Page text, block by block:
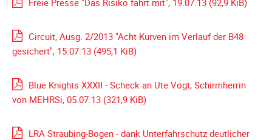
Galerie
Galerie
2014
2013
Freie Presse "Das Risiko fährt mit", 19.07.13 (92,9 KiB)
Circuit, Ausg. 2/2013 "Acht Kurven im Verlauf der B48
gesichert", 15.07.13 (495,1 KiB)
Blue Knights XXXII - Scheck an Ute Vogt, Schirmherrin
von MEHRSi, 05.07.13 (321,9 KiB)
LRA Straubing-Bogen - dank Unterfahrschutz deutlicher